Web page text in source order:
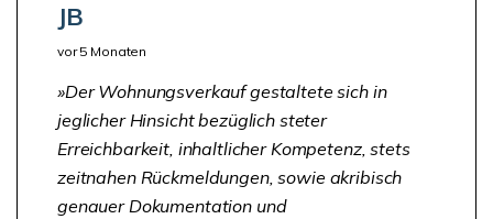
JB
vor 5 Monaten
Der Wohnungsverkauf gestaltete sich in
jeglicher Hinsicht bezüglich steter
Erreichbarkeit, inhaltlicher Kompetenz, stets
zeitnahen Rückmeldungen, sowie akribisch
genauer Dokumentation und